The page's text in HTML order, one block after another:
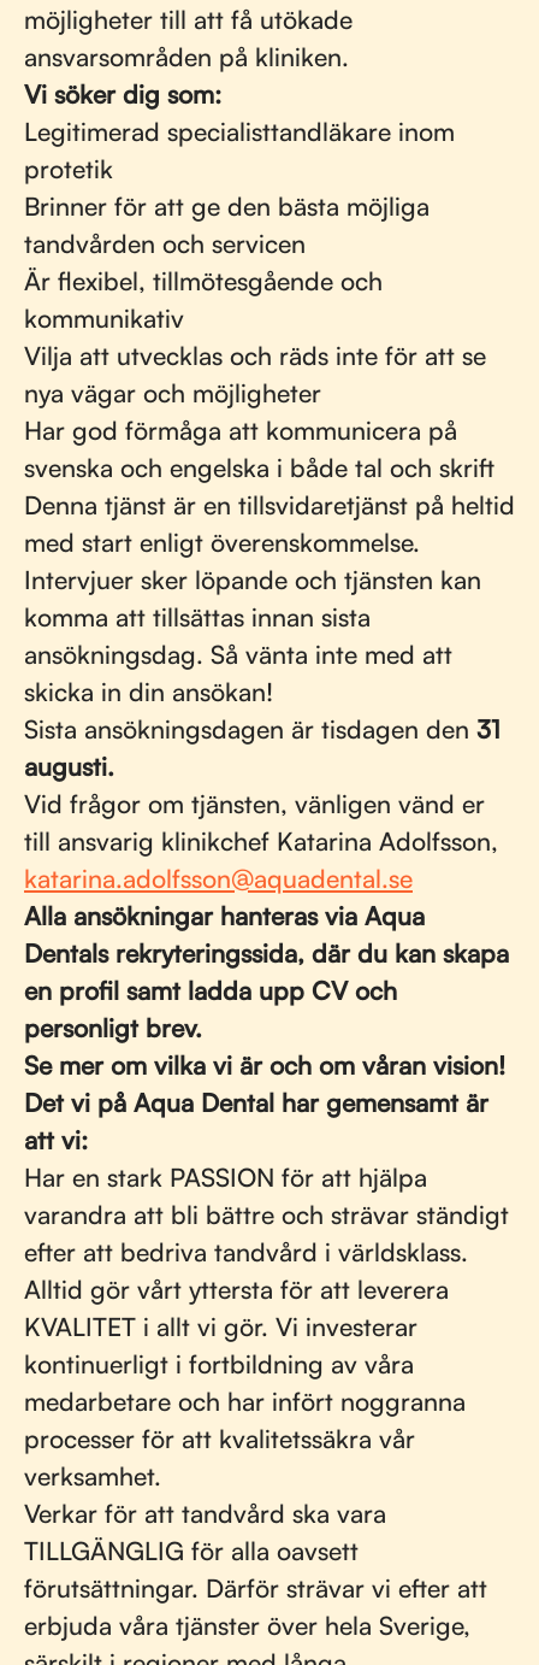
möjligheter till att få utökade
ansvarsområden på kliniken.
Vi söker dig som:
Legitimerad specialisttandläkare inom
protetik
Brinner för att ge den bästa möjliga
tandvården och servicen
Är flexibel, tillmötesgående och
kommunikativ
Vilja att utvecklas och räds inte för att se
nya vägar och möjligheter
Har god förmåga att kommunicera på
svenska och engelska i både tal och skrift
Denna tjänst är en tillsvidaretjänst på heltid
med start enligt överenskommelse.
Intervjuer sker löpande och tjänsten kan
komma att tillsättas innan sista
ansökningsdag. Så vänta inte med att
skicka in din ansökan!
Sista ansökningsdagen är tisdagen den 31
augusti.
Vid frågor om tjänsten, vänligen vänd er
till ansvarig klinikchef Katarina Adolfsson,
katarina.adolfsson@aquadental.se
Alla ansökningar hanteras via Aqua
Dentals rekryteringssida, där du kan skapa
en profil samt ladda upp CV och
personligt brev.
Se mer om vilka vi är och om våran vision!
Det vi på Aqua Dental har gemensamt är
att vi:
Har en stark PASSION för att hjälpa
varandra att bli bättre och strävar ständigt
efter att bedriva tandvård i världsklass.
Alltid gör vårt yttersta för att leverera
KVALITET i allt vi gör. Vi investerar
kontinuerligt i fortbildning av våra
medarbetare och har infört noggranna
processer för att kvalitetssäkra vår
verksamhet.
Verkar för att tandvård ska vara
TILLGÄNGLIG för alla oavsett
förutsättningar. Därför strävar vi efter att
erbjuda våra tjänster över hela Sverige,